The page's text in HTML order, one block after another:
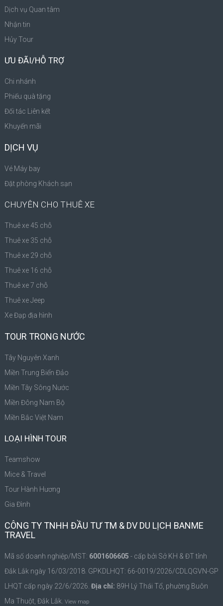
Dịch vụ Quan tâm
Nhận tin
Hủy Tour
ƯU ĐÃI/HỖ TRỢ
Chi nhánh
Phiếu quà tặng
Đối tác Liên kết
Khuyến mãi
DỊCH VỤ
Vé Máy bay
Đặt phòng Khách sạn
CHUYÊN CHO THUÊ XE
Thuê xe 45 chỗ
Thuê xe 35 chỗ
Thuê xe 29 chỗ
Thuê xe 16 chỗ
Thuê xe 7 chỗ
Thuê xe Jeep
Xe Đạp địa hình
TOUR TRONG NƯỚC
Tây Nguyên Xanh
Miền Trung Biển Đảo
Miền Tây Sông Nước
Miền Đông Nam Bộ
Miền Bắc Việt Nam
LOẠI HÌNH TOUR
Teamshow
Mice & Travel
Tour Hành Hương
Gia Đình
CÔNG TY TNHH ĐẦU TƯ TM & DV DU LỊCH BANME
TRAVEL
Mã số doanh nghiệp/MST: 6001606605 - cấp bởi Sở KH & ĐT tỉnh
Đắk Lắk ngày 16/03/2018. GPKDLHQT: 66-0019/2026/CDLQGVN-GP
LHQT cấp ngày 22/6/2026. Địa chỉ: 89H Lý Thái Tổ, phường Buôn
Ma Thuột, Đắk Lắk. View map